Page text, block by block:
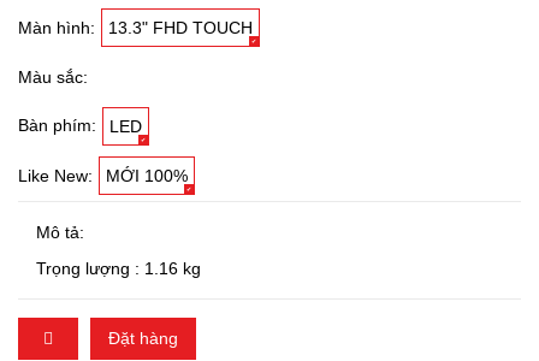
Màn hình: 13.3" FHD TOUCH
Màu sắc:
Bàn phím: LED
Like New: MỚI 100%
Mô tả:
Trọng lượng : 1.16 kg
Đặt hàng